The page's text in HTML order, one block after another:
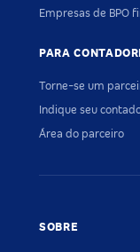
Empresas de BPO
PARA
Torne-se um
Indique seu
Área do parceiro
SOBRE